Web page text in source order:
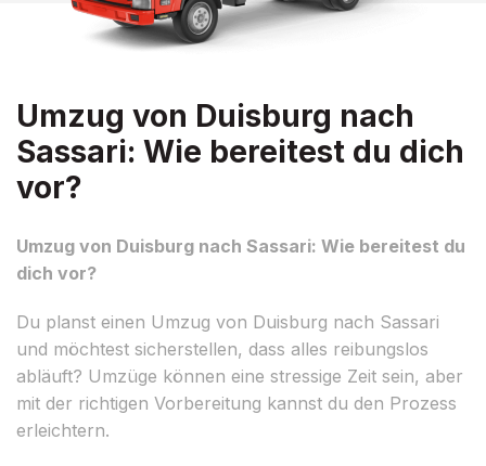
Umzug von Duisburg nach
Sassari: Wie bereitest du dich
vor?
Umzug von Duisburg nach Sassari: Wie bereitest du
dich vor?
Du planst einen Umzug von Duisburg nach Sassari
und möchtest sicherstellen, dass alles reibungslos
abläuft? Umzüge können eine stressige Zeit sein, aber
mit der richtigen Vorbereitung kannst du den Prozess
erleichtern.